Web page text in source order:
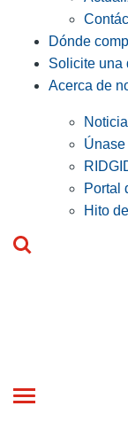
Dónde
Solicite una
Acerca de
Portal
Hito
Toggle